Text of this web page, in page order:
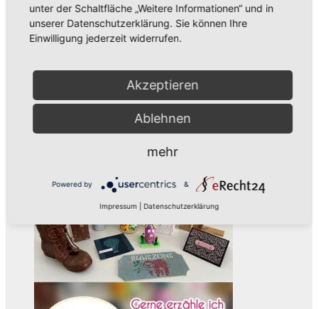
Aus der UmgebungNeues aus Unternehmen
unter der Schaltfläche „Weitere Informationen“ und in
unserer Datenschutzerklärung. Sie können Ihre
Einwilligung jederzeit widerrufen.
Akzeptieren
Ablehnen
mehr
Powered by &
Impressum Datenschutzerklärung